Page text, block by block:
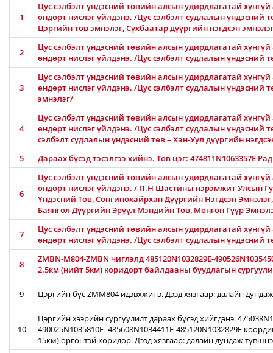
1
Цус сэлбэлт үндэсний төвийн алсын удирдлагатай
өндөрт нислэг үйлдэнэ. /Цус сэлбэлт судлалын үндэсний
Цэргийн төв эмнэлэг, Сүхбаатар дүүргийн нэгдсэн
2
Цус сэлбэлт үндэсний төвийн алсын удирдлагатай
өндөрт нислэг үйлдэнэ. /Цус сэлбэлт судлалын үндэсний
3
Цус сэлбэлт үндэсний төвийн алсын удирдлагатай
өндөрт нислэг үйлдэнэ. /Цус сэлбэлт судлалын
эмнэлэг/
4
Цус сэлбэлт үндэсний төвийн алсын удирдлагатай
өндөрт нислэг үйлдэнэ. /Цус сэлбэлт судлалын үндэсний
сэлбэлт судлалын үндэсний төв – Хан-Уул дүүргийн
5
Дараах бүсэд тэсэлгээ хийнэ. Төв цэг: 474811N1063357E
6
Цус сэлбэлт үндэсний төвийн алсын удирдлагатай
өндөрт нислэг үйлдэнэ. / П.Н Шастины нэрэмжит Улсын
Үндэсний Төв, Сонгинохайрхан Дүүргийн Нэгдсэн
Баянгол Дүүргийн Эрүүл Мэндийн Төв, Мөнгөн Гүүр
7
Цус сэлбэлт үндэсний төвийн алсын удирдлагатай
өндөрт нислэг үйлдэнэ. /Цус сэлбэлт судлалын
8
ZMBN-M804-ZMBN чиглэлд 485120N1032829E-
2.5км (нийт 5км) коридорт байлдааны буудлагын
9 Цэргийн бүс ZMM804 идэвхжинэ. Дээд хязгаар: далайн
10
Цэргийн хээрийн сургуулилт дараах бүсэд хийгдэнэ.
490025N1035810E- 485608N1034411E-485120N1032829E
15км) өргөнтэй коридор. Дээд хязгаар: далайн дундаж